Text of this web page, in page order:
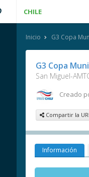
CHILE
Inicio G3 Copa
G3 Copa
San Miguel-
Creado
Compartir la
Información